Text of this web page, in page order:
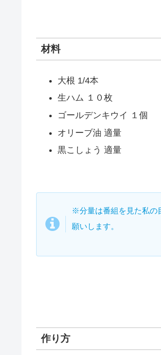
材料
大根 1/4本
生ハム １０枚
ゴールデンキウイ １個
オリーブ油 適量
黒こしょう 適量
※分量は番組を見た私の
願いします。
作り方